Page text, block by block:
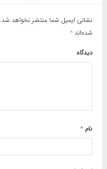
نشانی ایمیل شما منتشر نخواهد شد.
شده‌اند *
دیدگاه
نام*